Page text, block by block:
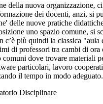
della nuova organizzazione,
dei docenti, anzi, si
delle nuove pratiche
uno spazio comune, si
c’è più quindi la classica "aula
di professori tra cambi di
comuni dove trovare materiali
particolari, lavoro
il tempo in modo adeguato.